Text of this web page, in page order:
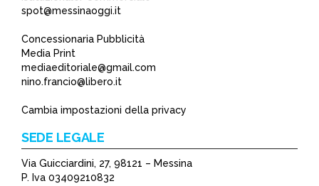
spot@messinaoggi.it
Concessionaria Pubblicità
Media Print
mediaeditoriale@gmail.com
nino.francio@libero.it
Cambia impostazioni della privacy
SEDE LEGALE
Via Guicciardini, 27, 98121 – Messina
P. Iva 03409210832